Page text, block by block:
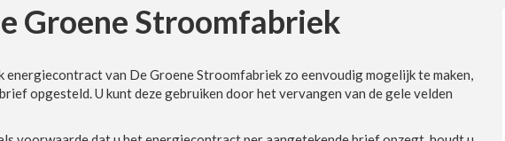
Groene Stroomfabriek
energiecontract van De Groene Stroomfabriek zo eenvoudig mogelijk te maken,
opgesteld. U kunt deze gebruiken door het vervangen van de gele velden